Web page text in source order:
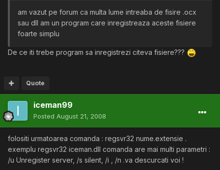
am vazut pe forum ca multa lume intreaba de fisire .ocx
sau dll am un program care inregistreaza aceste fisiere
foarte simplu
De ce iti trebe program sa inregistrezi citeva fisiere???
Quote
iceman99
Posted August 21, 2008
folositi urmatoarea comanda : regsvr32 nume.extensie .
exemplu regsvr32 iceman.dll comanda are mai multi parametri :
/u Unregister server, /s silent, /i , /n .va descurcati voi !